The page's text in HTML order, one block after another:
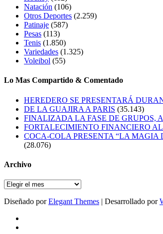
Natación (106)
Otros Deportes (2.259)
Patinaje (587)
Pesas (113)
Tenis (1.850)
Variedades (1.325)
Voleibol (55)
Lo Mas Compartido & Comentado
HEREDERO SE PRESENTARÁ
DE LA GUAJIRA A PARIS (35.143)
FINALIZADA LA FASE DE GRUPOS,
FORTALECIMIENTO FINANCIERO
COCA-COLA PRESENTA “LA
(28.076)
Archivo
Archivo
Diseñado porElegant Themes | Desarrollado por